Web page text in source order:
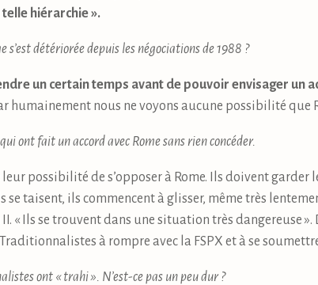
hiérarchie ».
s’est détériorée depuis les négociations de 1988 ?
un certain temps avant de pouvoir envisager un
nous ne voyons aucune possibilité que
ont fait un accord avec Rome sans rien concéder.
leur possibilité de s’opposer à Rome. Ils doivent
se taisent, ils commencent à glisser, même très
« Ils se trouvent dans une situation très dangereuse ».
à rompre avec la FSPX et à se
ont « trahi ». N’est-ce pas un peu dur ?